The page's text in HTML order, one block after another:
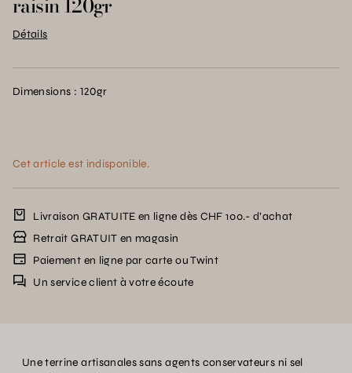
raisin 120gr
Détails
Dimensions : 120gr
Cet article est indisponible.
Livraison GRATUITE en ligne dès CHF 100.- d’achat
Retrait GRATUIT en magasin
Paiement en ligne par carte ou Twint
Un service client à votre écoute
Une terrine artisanales sans agents conservateurs ni sel